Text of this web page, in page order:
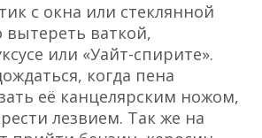
с окна или стеклянной
ваткой,
или «Уайт-спирите».
когда пена
её канцелярским ножом,
лезвием. Так же на